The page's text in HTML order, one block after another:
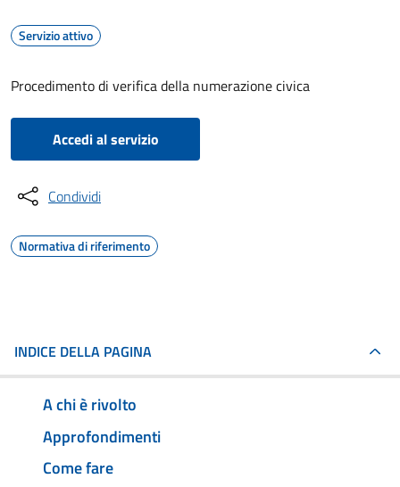
Servizio attivo
Procedimento di verifica della numerazione civica
Accedi al servizio
Condividi
Normativa di riferimento
INDICE DELLA PAGINA
A chi è rivolto
Approfondimenti
Come fare